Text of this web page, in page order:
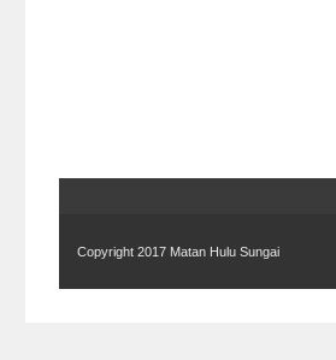
Copyright 2017 Matan Hulu Sungai